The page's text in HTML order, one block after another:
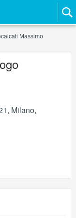
Massimo
Milano,